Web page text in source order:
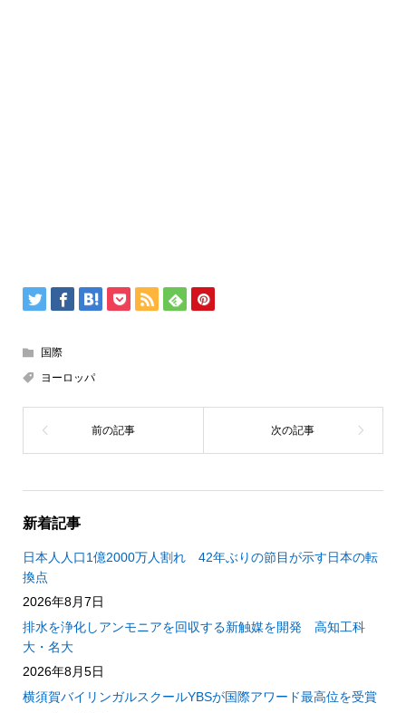
国際
ヨーロッパ
新着記事
日本人人口1億2000万人割れ 42年ぶりの節目が示す日本の転
換点
2026年8月7日
排水を浄化しアンモニアを回収する新触媒を開発 高知工科
大・名大
2026年8月5日
横須賀バイリンガルスクールYBSが国際アワード最高位を受賞